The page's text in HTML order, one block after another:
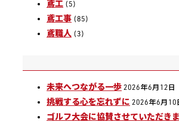
鳶工 (5)
鳶工事 (85)
鳶職人 (3)
未来へつながる一歩2026年6月12日
挑戦する心を忘れずに 2026年6月10
ゴルフ大会に協賛させていただき